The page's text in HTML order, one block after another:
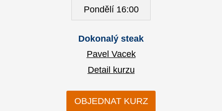
Pondělí 16:00
Dokonalý steak
Pavel Vacek
Detail kurzu
OBJEDNAT KURZ